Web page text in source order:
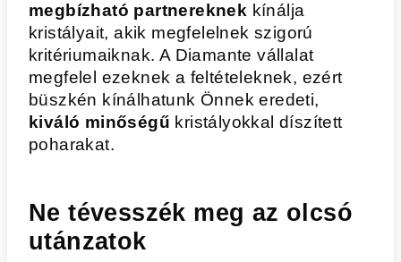
megbízható partnereknek kínálja
kristályait, akik megfelelnek szigorú
kritériumaiknak. A Diamante vállalat
megfelel ezeknek a feltételeknek, ezért
büszkén kínálhatunk Önnek eredeti,
kiváló minőségű kristályokkal díszített
poharakat.
Ne tévesszék meg az olcsó
utánzatok